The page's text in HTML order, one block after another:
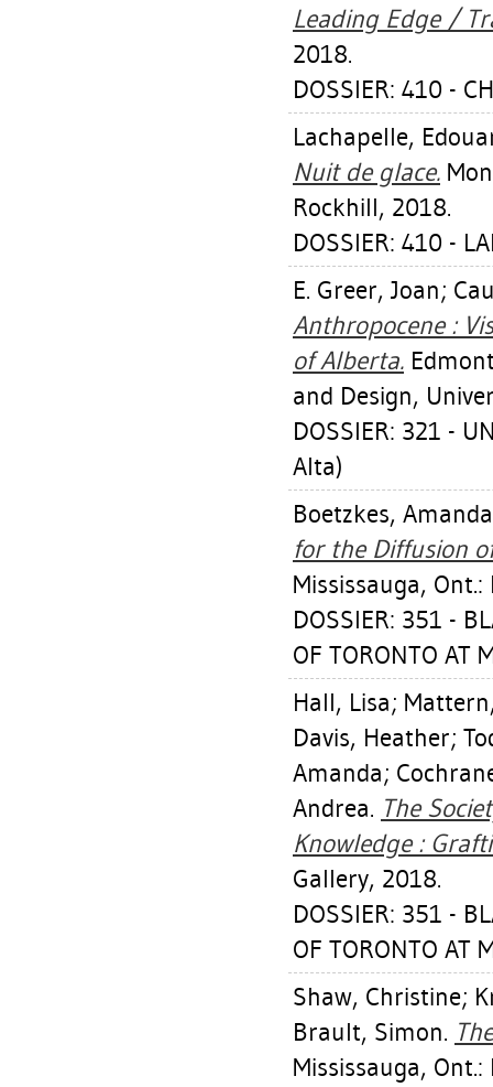
Leading Edge /
2018.
DOSSIER: 410 -
Lachapelle,
Nuit de glace.
Rockhill, 2018.
DOSSIER: 410 -
E. Greer, Joan;
Anthropocene :
of Alberta.
and Design,
DOSSIER: 321 -
Alta)
Boetzkes, Amanda
for the Diffusion
Mississauga,
DOSSIER: 351 -
OF TORONTO AT
Hall, Lisa;
Davis, Heather;
Amanda;
Andrea. The
Knowledge :
Gallery, 2018.
DOSSIER: 351 -
OF TORONTO AT
Shaw, Christine;
Brault, Simon.
Mississauga,